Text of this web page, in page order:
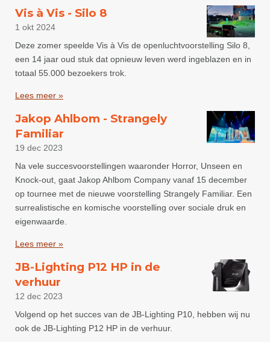
Vis à Vis - Silo 8
1 okt 2024
Deze zomer speelde Vis à Vis de openluchtvoorstelling Silo 8,
een 14 jaar oud stuk dat opnieuw leven werd ingeblazen en in
totaal 55.000 bezoekers trok.
Lees meer »
Jakop Ahlbom - Strangely
Familiar
19 dec 2023
Na vele succesvoorstellingen waaronder Horror, Unseen en
Knock-out, gaat Jakop Ahlbom Company vanaf 15 december
op tournee met de nieuwe voorstelling Strangely Familiar. Een
surrealistische en komische voorstelling over sociale druk en
eigenwaarde.
Lees meer »
JB-Lighting P12 HP in de
verhuur
12 dec 2023
Volgend op het succes van de JB-Lighting P10, hebben wij nu
ook de JB-Lighting P12 HP in de verhuur.